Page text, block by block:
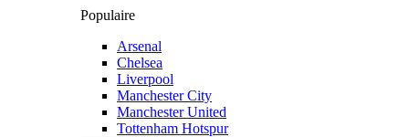
Populaire
Arsenal
Chelsea
Liverpool
Manchester City
Manchester United
Tottenham Hotspur